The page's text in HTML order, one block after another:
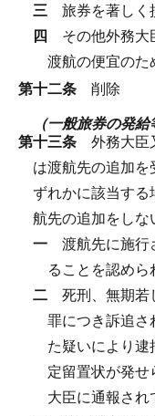
三 旅券を著しく
四 その他外務
渡航の便宜のた
第十二条 削除
（一般旅券の発給
第十三条 外務大臣
は渡航先の追加
ずれかに該当す
航先の追加をしな
一 渡航先に施行
ることを認めら
二 死刑、無期若
罪につき訴追さ
た疑いにより
定留置状が発
大臣に通報され